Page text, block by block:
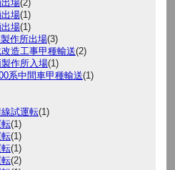
場(2)
場(1)
場(1)
作所出場(3)
造工事甲種輸送(2)
作所入場(1)
系中間車甲種輸送(1)
試運転(1)
(1)
(1)
(1)
(2)